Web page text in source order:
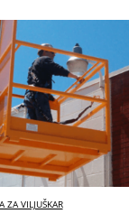
ZA VILJUŠKAR